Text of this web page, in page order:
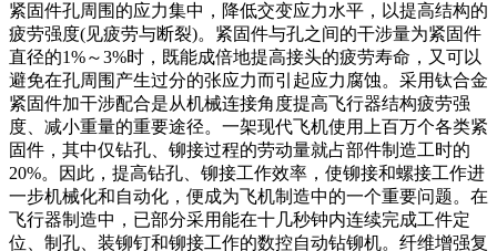
紧固件孔周围的应力集中，降低交变应力水平，以提高结构的
疲劳强度(见疲劳与断裂)。紧固件与孔之间的干涉量为紧固件
直径的1%～3%时，既能成倍地提高接头的疲劳寿命，又可以
避免在孔周围产生过分的张应力而引起应力腐蚀。采用钛合金
紧固件加干涉配合是从机械连接角度提高飞行器结构疲劳强
度、减小重量的重要途径。一架现代飞机使用上百万个各类紧
固件，其中仅钻孔、铆接过程的劳动量就占部件制造工时的
20%。因此，提高钻孔、铆接工作效率，使铆接和螺接工作进
一步机械化和自动化，便成为飞机制造中的一个重要问题。在
飞行器制造中，已部分采用能在十几秒钟内连续完成工件定
位、制孔、装铆钉和铆接工作的数控自动钻铆机。纤维增强复